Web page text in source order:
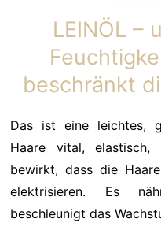
LEINÖL –
beschränkt
Das ist eine leichtes,
Haare vital,
bewirkt, dass die
elektrisieren. Es
beschleunigt das